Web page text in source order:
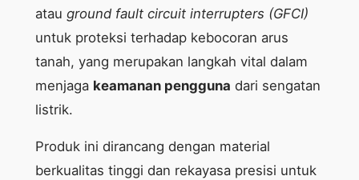
atau ground fault circuit interrupters (GFCI)
untuk proteksi terhadap kebocoran arus
tanah, yang merupakan langkah vital dalam
menjaga keamanan pengguna dari sengatan
listrik.
Produk ini dirancang dengan material
berkualitas tinggi dan rekayasa presisi untuk